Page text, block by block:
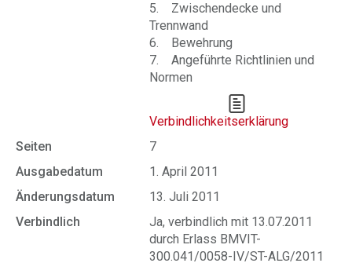
5. Zwischendecke und
Trennwand
6. Bewehrung
7. Angeführte Richtlinien und
Normen
Verbindlichkeitserklärung
Seiten
7
Ausgabedatum
1. April 2011
Änderungsdatum
13. Juli 2011
Verbindlich
Ja, verbindlich mit 13.07.2011
durch Erlass BMVIT-
300.041/0058-IV/ST-ALG/2011